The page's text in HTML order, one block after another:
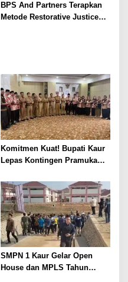
BPS And Partners Terapkan
Metode Restorative Justice
Komitmen Kuat! Bupati Kaur
Lepas Kontingen Pramuka
2026
SMPN 1 Kaur Gelar Open
House dan MPLS Tahun